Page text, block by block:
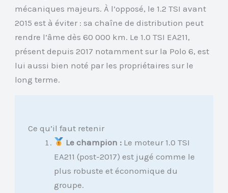
mécaniques majeurs. À l’opposé, le 1.2 TSI avant
2015 est à éviter : sa chaîne de distribution peut
rendre l’âme dès 60 000 km. Le 1.0 TSI EA211,
présent depuis 2017 notamment sur la Polo 6, est
lui aussi bien noté par les propriétaires sur le
long terme.
Ce qu’il faut retenir
Le champion : Le moteur 1.0 TSI
EA211 (post-2017) est jugé comme le
plus robuste et économique du
groupe.